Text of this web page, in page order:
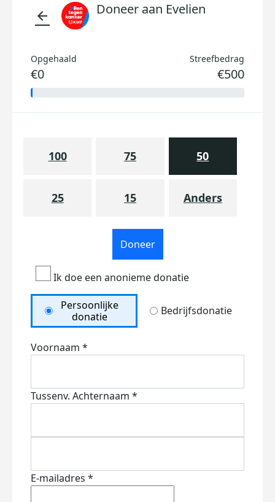
arrow_back Doneer aan Evelien
Opgehaald
€0
Streefbedrag
€500
100 75 50
25 15 Anders
Doneer
Ik doe een anonieme donatie
Persoonlijke
donatie
Bedrijfsdonatie
Voornaam *
Tussenv. Achternaam *
E-mailadres *